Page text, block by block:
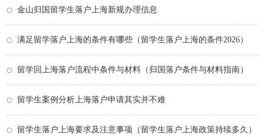
金山归国留学生落户上海新规办理信息
满足留学落户上海的条件有哪些（留学生落户上海的条件2026）
留学回上海落户流程中条件与材料（归国落户条件与材料指南）
留学生案例分析上海落户申请其实并不难
留学生落户上海要求及注意事项（留学生落户上海政策持续多久）